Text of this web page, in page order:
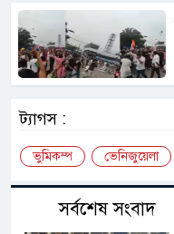
ট্যাগস :
ভুমিকম্প ভেনিজুয়েলা
সর্বশেষ সংবাদ